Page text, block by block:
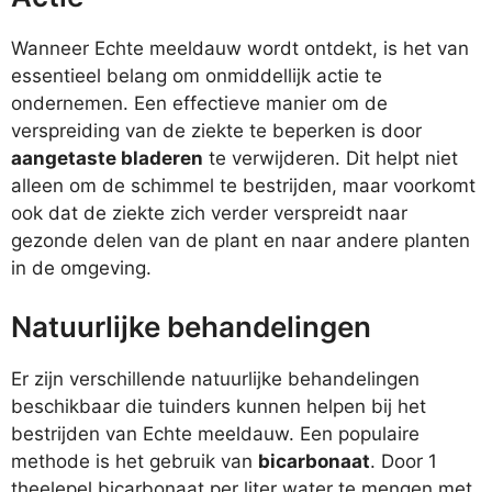
Wanneer Echte meeldauw wordt ontdekt, is het van
essentieel belang om onmiddellijk actie te
ondernemen. Een effectieve manier om de
verspreiding van de ziekte te beperken is door
aangetaste bladeren te verwijderen. Dit helpt niet
alleen om de schimmel te bestrijden, maar voorkomt
ook dat de ziekte zich verder verspreidt naar
gezonde delen van de plant en naar andere planten
in de omgeving.
Natuurlijke behandelingen
Er zijn verschillende natuurlijke behandelingen
beschikbaar die tuinders kunnen helpen bij het
bestrijden van Echte meeldauw. Een populaire
methode is het gebruik van bicarbonaat. Door 1